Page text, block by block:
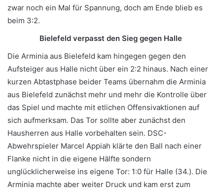
zwar noch ein Mal für Spannung, doch am Ende blieb es
beim 3:2.
Bielefeld verpasst den Sieg gegen Halle
Die Arminia aus Bielefeld kam hingegen gegen den
Aufsteiger aus Halle nicht über ein 2:2 hinaus. Nach einer
kurzen Abtastphase beider Teams übernahm die Arminia
aus Bielefeld zunächst mehr und mehr die Kontrolle über
das Spiel und machte mit etlichen Offensivaktionen auf
sich aufmerksam. Das Tor sollte aber zunächst den
Hausherren aus Halle vorbehalten sein. DSC-
Abwehrspieler Marcel Appiah klärte den Ball nach einer
Flanke nicht in die eigene Hälfte sondern
unglücklicherweise ins eigene Tor: 1:0 für Halle (34.). Die
Arminia machte aber weiter Druck und kam erst zum